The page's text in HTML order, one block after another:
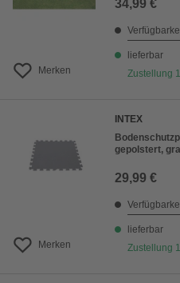
Merken
34,99 €
lieferbar
Zustellung
Merken
INTEX
gepolstert,
29,99 €
lieferbar
Zustellung